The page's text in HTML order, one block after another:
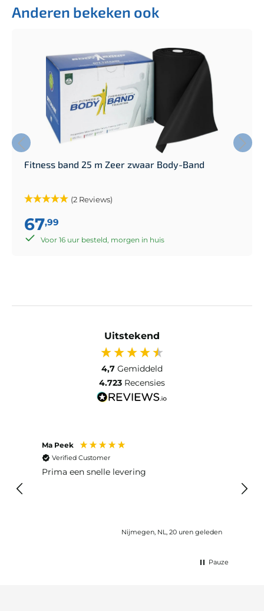
Anderen bekeken ook
Fitness band 25 m Zeer zwaar Body-Band
(2 Reviews)
67,99
Voor 16 uur besteld, morgen in huis
Uitstekend
4,7 Gemiddeld
4.723 Recensies
Ma Peek
Verified Customer
Prima een snelle levering
Nijmegen, NL, 20 uren geleden
Pauze